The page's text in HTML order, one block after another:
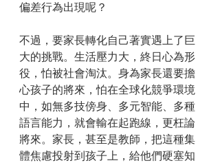
偏差行為出現呢？
不過，要家長轉化自己著實遇上了巨
大的挑戰。生活壓力大，終日心為形
役，怕被社會淘汰。身為家長還要擔
心孩子的將來，怕在全球化競爭環境
中，如無多技傍身、多元智能、多種
語言能力，就會輸在起跑線，更枉論
將來。家長，甚至是教師，把這種集
體焦慮投射到孩子上，給他們硬塞知